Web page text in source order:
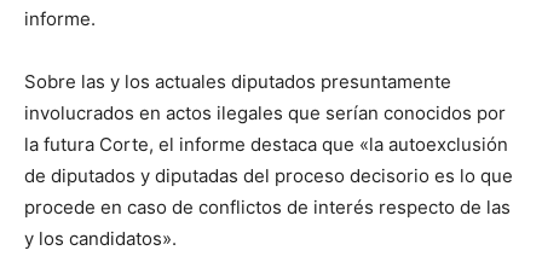
informe.
Sobre las y los actuales diputados presuntamente
involucrados en actos ilegales que serían conocidos por
la futura Corte, el informe destaca que «la autoexclusión
de diputados y diputadas del proceso decisorio es lo que
procede en caso de conflictos de interés respecto de las
y los candidatos».